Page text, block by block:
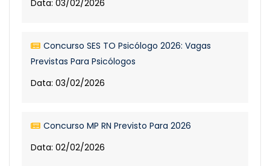
Data: 03/02/2026
Concurso SES TO Psicólogo 2026: Vagas
Previstas Para Psicólogos
Data: 03/02/2026
Concurso MP RN Previsto Para 2026
Data: 02/02/2026